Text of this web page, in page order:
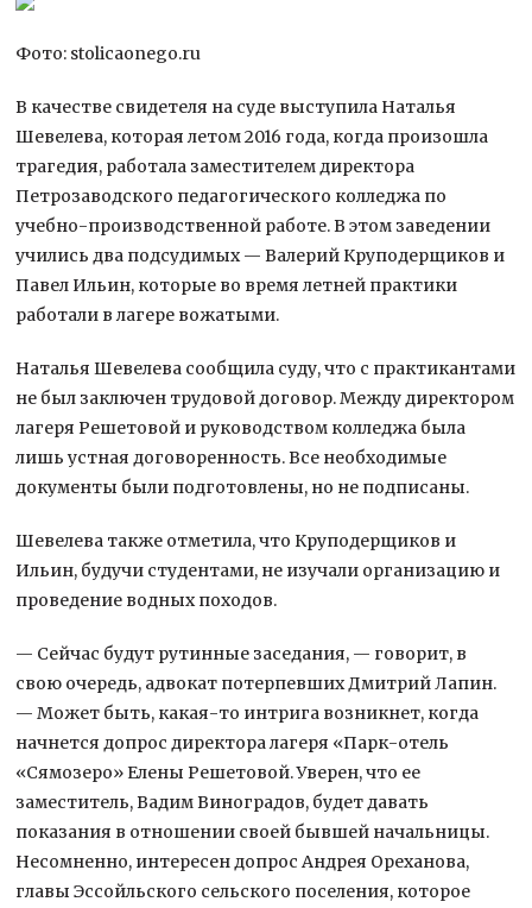
Фото: stolicaonego.ru
В качестве свидетеля на суде выступила Наталья
Шевелева, которая летом 2016 года, когда произошла
трагедия, работала заместителем директора
Петрозаводского педагогического колледжа по
учебно-производственной работе. В этом заведении
учились два подсудимых — Валерий Круподерщиков и
Павел Ильин, которые во время летней практики
работали в лагере вожатыми.
Наталья Шевелева сообщила суду, что с практикантами
не был заключен трудовой договор. Между директором
лагеря Решетовой и руководством колледжа была
лишь устная договоренность. Все необходимые
документы были подготовлены, но не подписаны.
Шевелева также отметила, что Круподерщиков и
Ильин, будучи студентами, не изучали организацию и
проведение водных походов.
— Сейчас будут рутинные заседания, — говорит, в
свою очередь, адвокат потерпевших Дмитрий Лапин.
— Может быть, какая-то интрига возникнет, когда
начнется допрос директора лагеря «Парк-отель
«Сямозеро» Елены Решетовой. Уверен, что ее
заместитель, Вадим Виноградов, будет давать
показания в отношении своей бывшей начальницы.
Несомненно, интересен допрос Андрея Ореханова,
главы Эссойльского сельского поселения, которое